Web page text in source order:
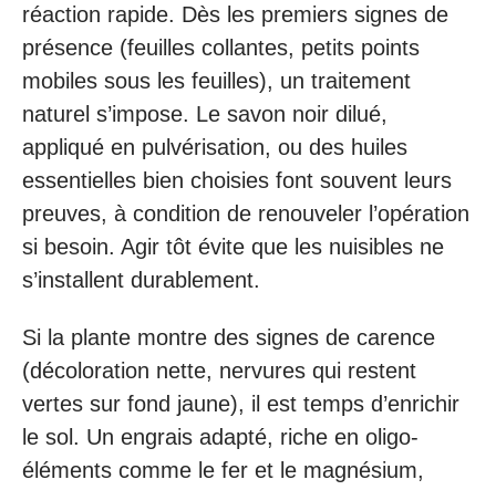
réaction rapide. Dès les premiers signes de
présence (feuilles collantes, petits points
mobiles sous les feuilles), un traitement
naturel s’impose. Le savon noir dilué,
appliqué en pulvérisation, ou des huiles
essentielles bien choisies font souvent leurs
preuves, à condition de renouveler l’opération
si besoin. Agir tôt évite que les nuisibles ne
s’installent durablement.
Si la plante montre des signes de carence
(décoloration nette, nervures qui restent
vertes sur fond jaune), il est temps d’enrichir
le sol. Un engrais adapté, riche en oligo-
éléments comme le fer et le magnésium,